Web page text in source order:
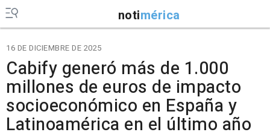
notimérica
16 DE DICIEMBRE DE 2025
Cabify generó más de 1.000
millones de euros de impacto
socioeconómico en España y
Latinoamérica en el último año